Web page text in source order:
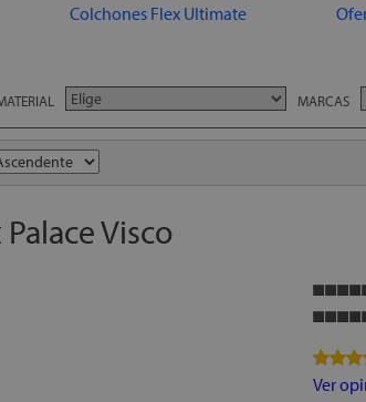
Colchones Flex Ultimate
MARCAS
Visco
Ver